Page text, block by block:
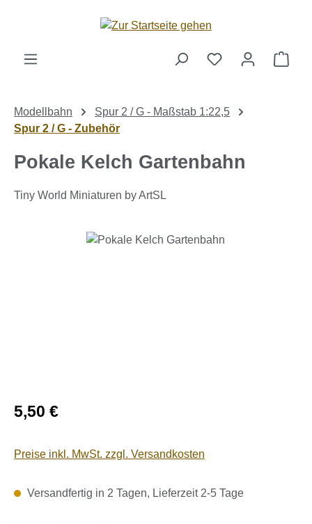
Zum Hauptinhalt springen
Modellbahn
Spur 2 / G - Maßstab 1:22,5
Spur 2 / G - Zubehör
Pokale Kelch Gartenbahn
Tiny World Miniaturen by ArtSL
Bildergalerie überspringen
Regulärer Preis:
5,50 €
Preise inkl. MwSt. zzgl. Versandkosten
Versandfertig in 2 Tagen, Lieferzeit 2-5 Tage